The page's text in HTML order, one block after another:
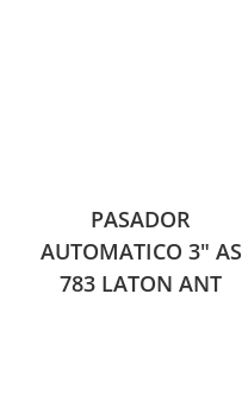
PASADOR
AUTOMATICO 3″ AS
783 LATON ANT